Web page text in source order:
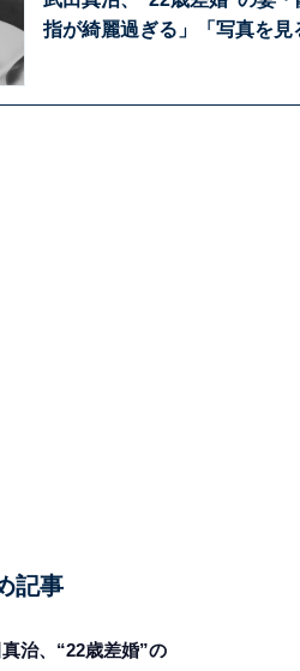
指が綺麗過ぎる」「写真を見
記事
治、“22歳差婚”の